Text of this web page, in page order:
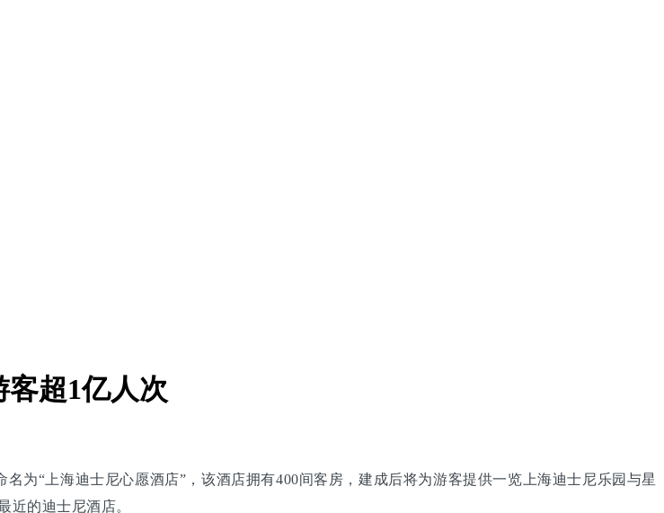
超1亿人次
为“上海迪士尼心愿酒店”，该酒店拥有400间客房，建成后将为游客提供一览上海迪士尼乐园与星
近的迪士尼酒店。